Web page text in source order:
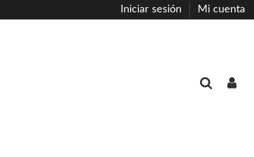
Iniciar sesión Mi cuenta